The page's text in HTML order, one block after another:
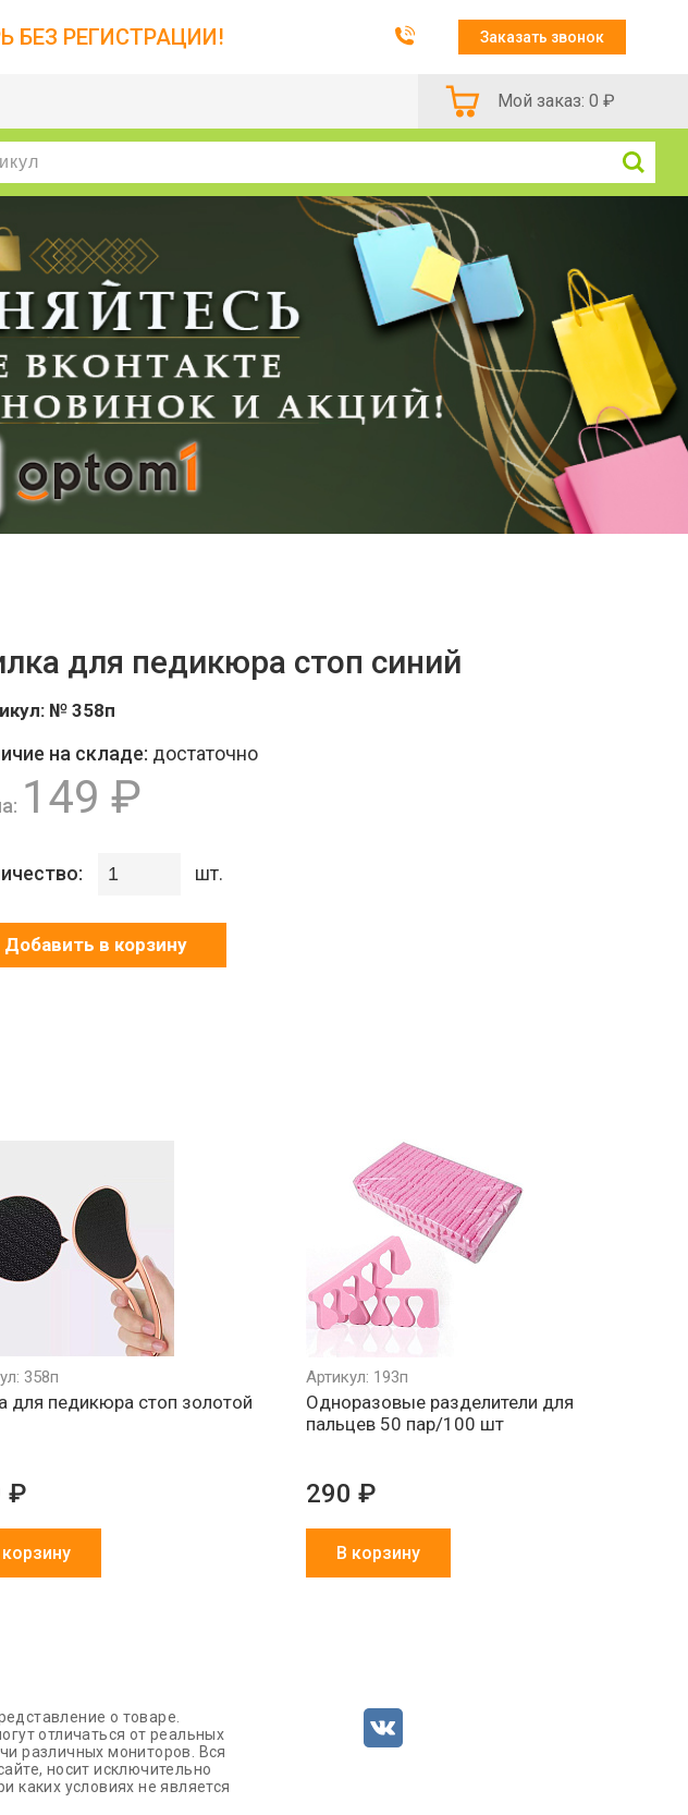
БЕЗ РЕГИСТРАЦИИ! Заказать звонок
Мой заказ: 0 ₽
для педикюра стоп синий
№ 358п
на складе: достаточно
149 ₽
шт.
Добавить в корзину
358п
для педикюра стоп золотой
₽
Артикул: 193п
Одноразовые разделители для
пальцев 50 пар/100 шт
290 ₽
В корзину
о товаре.
отличаться от реальных
различных мониторов. Вся
носит исключительно
каких условиях не является